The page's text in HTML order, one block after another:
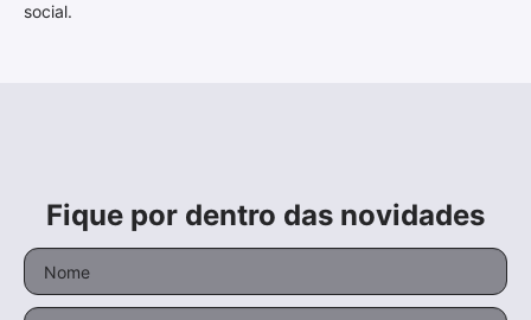
social.
Fique por dentro das novidades